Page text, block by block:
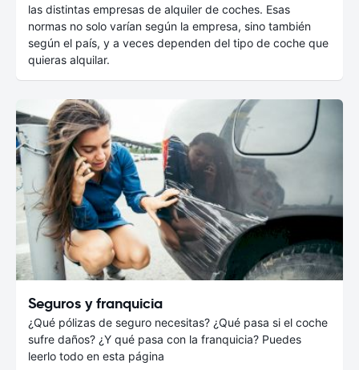
las distintas empresas de alquiler de coches. Esas
normas no solo varían según la empresa, sino también
según el país, y a veces dependen del tipo de coche que
quieras alquilar.
Seguros y franquicia
¿Qué pólizas de seguro necesitas? ¿Qué pasa si el coche
sufre daños? ¿Y qué pasa con la franquicia? Puedes
leerlo todo en esta página